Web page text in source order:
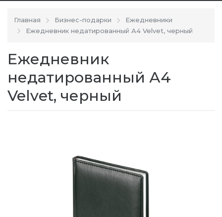
Главная Бизнес-подарки
Ежедневники
Ежедневник недатированный А4 Velvet, черный
Ежедневник
недатированный А4
Velvet, черный